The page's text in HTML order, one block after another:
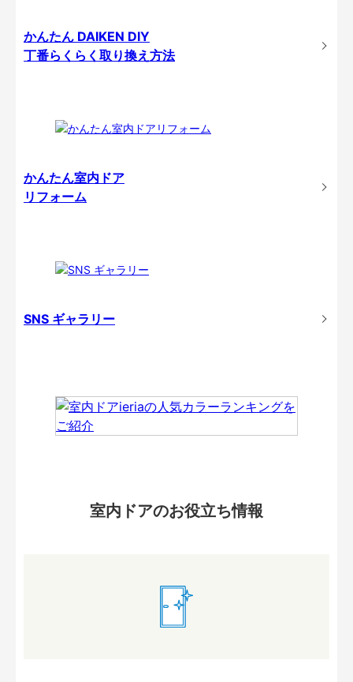
かんたん DAIKEN DIY
丁番らくらく取り換え方法
かんたん室内ドア
リフォーム
SNS ギャラリー
室内ドアのお役立ち情報